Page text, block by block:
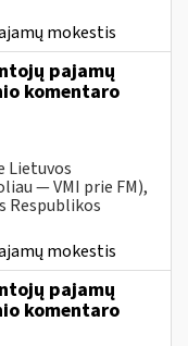
mokestis
pajamų
komentaro
Lietuvos
— VMI prie FM),
Respublikos
mokestis
pajamų
komentaro